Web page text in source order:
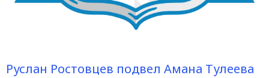
Руслан Ростовцев подвел Амана Тулеева